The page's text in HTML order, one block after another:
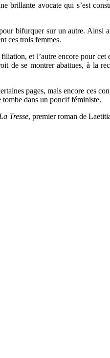
avocate qui s’est
bifurquer sur un autre.
ces trois femmes.
et l’autre encore pour cet
se montrer abattues, à la
pages, mais encore ces
tombe dans un poncif féministe.
La Tresse, premier roman de